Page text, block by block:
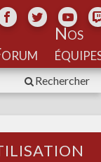
Nos
Rechercher